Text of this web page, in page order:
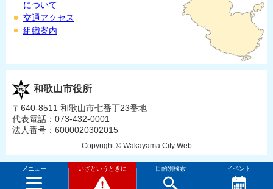
メニュー いざというときに 目的別検索 イベント
について
交通アクセス
組織案内
和歌山市役所
〒640-8511 和歌山市七番丁23番地
代表電話：073-432-0001
法人番号：6000020302015
Copyright © Wakayama City Web